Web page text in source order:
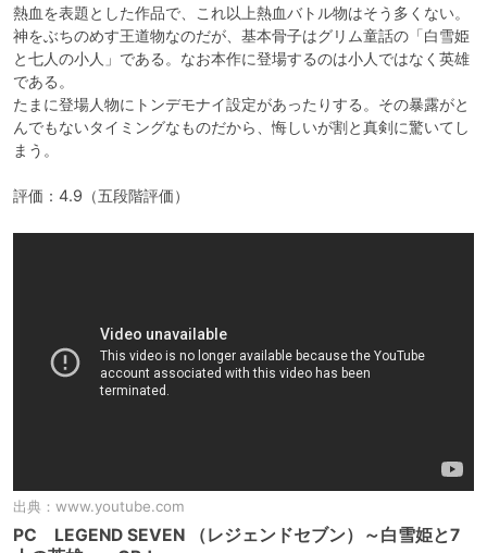
熱血を表題とした作品で、これ以上熱血バトル物はそう多くない。
神をぶちのめす王道物なのだが、基本骨子はグリム童話の「白雪姫
と七人の小人」である。なお本作に登場するのは小人ではなく英雄
である。
たまに登場人物にトンデモナイ設定があったりする。その暴露がと
んでもないタイミングなものだから、悔しいが割と真剣に驚いてし
まう。
評価：4.9（五段階評価）
出典： www.youtube.com
PC LEGEND SEVEN （レジェンドセブン）～白雪姫と7